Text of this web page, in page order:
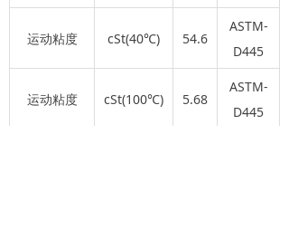
낙 加入购物车
运动粘度 cSt(40℃) 54.6
ASTM-
D445
运动粘度 cSt(100℃) 5.68
ASTM-
D445